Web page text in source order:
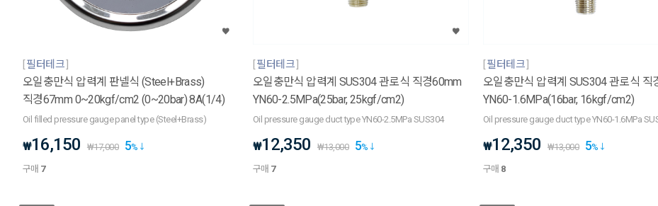
필터테크
오일충만식 압력계 판넬식 (Steel+Brass)
직경67mm 0~20kgf/cm2 (0~20bar) 8A(1/4)
Oil filled pressure gauge panel type (Steel+Brass)
₩16,150 ₩17,000 5%
구매 7
필터테크
오일충만식 압력계 SUS304 관로식 직경60mm
YN60-2.5MPa(25bar, 25kgf/cm2)
Oil pressure gauge duct type YN60-2.5MPa SUS304
₩12,350 ₩13,000 5%
구매 7
필터테크
오일충만식 압력계 SUS304 관로식 직
YN60-1.6MPa(16bar, 16kgf/cm2)
Oil pressure gauge duct type YN60-1.6MPa
₩12,350 ₩13,000 5%
구매 8